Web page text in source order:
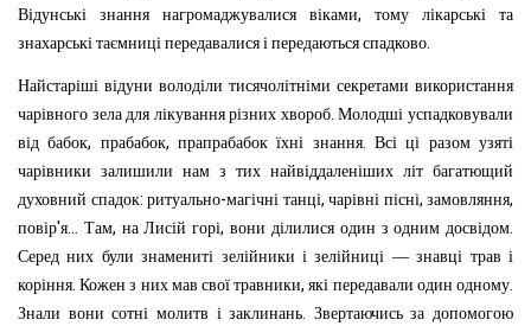
Відунські знання нагромаджувалися віками, тому лікарські
та
знахарські таємниці передавалися і передаються спадково.
Найстаріші відуни володіли тисячолітніми секретами використання
чарівного зела для лікування різних хвороб.Молодші успадковували
від бабок, прабабок,прапрабабок їхні знання.Всі ці разом узяті
чарівники залишили нам з тих найвіддаленіших літ багатющий
духовний спадок: ритуально-магічні танці, чарівні пісні, замовляння,
повір'я... Там, на Лисій горі,вони ділилися один з одним досвідом.
Серед них були знамениті зелійники і зелійниці — знавці трав і
коріння.Кожен з них мав свої травники,які передавали один одному.
Знали вони сотні молитв і заклинань. Звертаючись за допомогою